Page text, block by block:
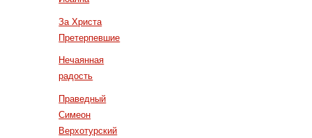
За Христа
Претерпевшие
Нечаянная
радость
Праведный
Симеон
Верхотурский